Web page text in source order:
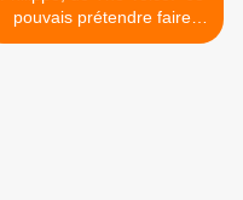
pouvais prétendre faire
partie des 8 ou 10